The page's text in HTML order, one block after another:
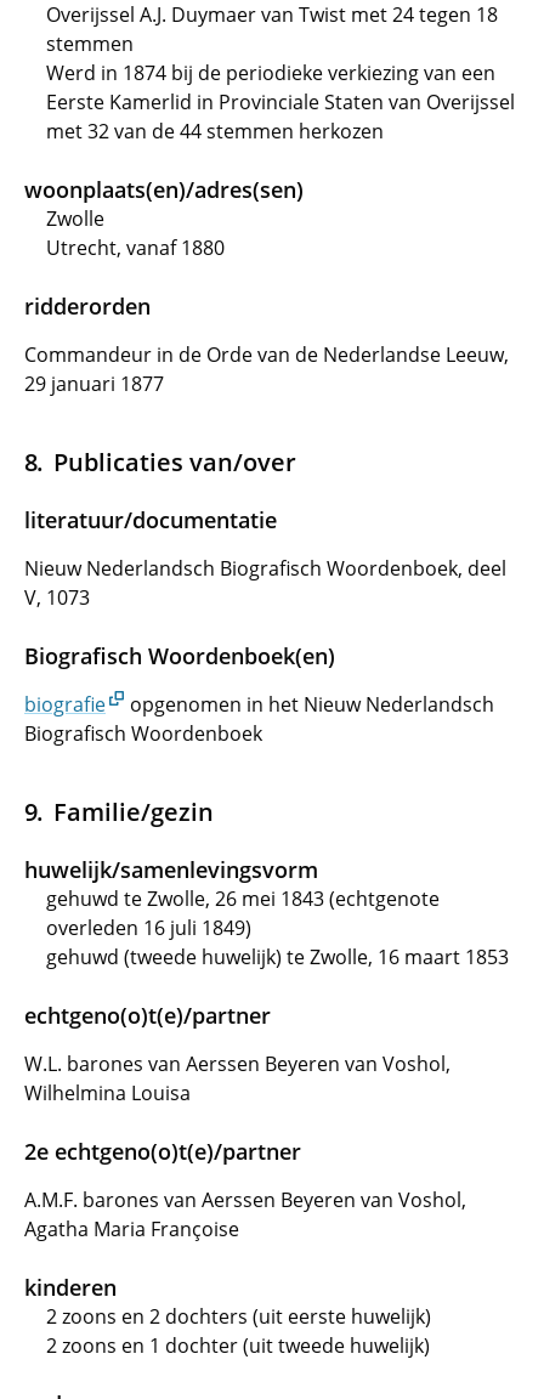
Overijssel A.J. Duymaer van Twist met 24 tegen 18
stemmen
Werd in 1874 bij de periodieke verkiezing van een
Eerste Kamerlid in Provinciale Staten van Overijssel
met 32 van de 44 stemmen herkozen
woonplaats(en)/adres(sen)
Zwolle
Utrecht, vanaf 1880
ridderorden
Commandeur in de Orde van de Nederlandse Leeuw,
29 januari 1877
Publicaties van/over
literatuur/documentatie
Nieuw Nederlandsch Biografisch Woordenboek, deel
V, 1073
Biografisch Woordenboek(en)
biografie
opgenomen in het Nieuw Nederlandsch
Biografisch Woordenboek
Familie/gezin
huwelijk/samenlevingsvorm
gehuwd te Zwolle, 26 mei 1843 (echtgenote
overleden 16 juli 1849)
gehuwd (tweede huwelijk) te Zwolle, 16 maart 1853
echtgeno(o)t(e)/partner
W.L. barones van Aerssen Beyeren van Voshol,
Wilhelmina Louisa
2e echtgeno(o)t(e)/partner
A.M.F. barones van Aerssen Beyeren van Voshol,
Agatha Maria Françoise
kinderen
2 zoons en 2 dochters (uit eerste huwelijk)
2 zoons en 1 dochter (uit tweede huwelijk)